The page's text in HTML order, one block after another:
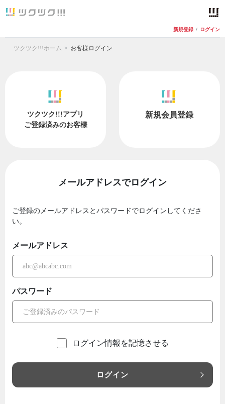
新規登録 / ログイン
ツクツク!!!ホーム お客様ログイン
ツクツク!!!アプリ
ご登録済みのお客様
新規会員登録
メールアドレスでログイン
ご登録のメールアドレスとパスワードでログインしてくださ
い。
メールアドレス
パスワード
ログイン情報を記憶させる
ログイン